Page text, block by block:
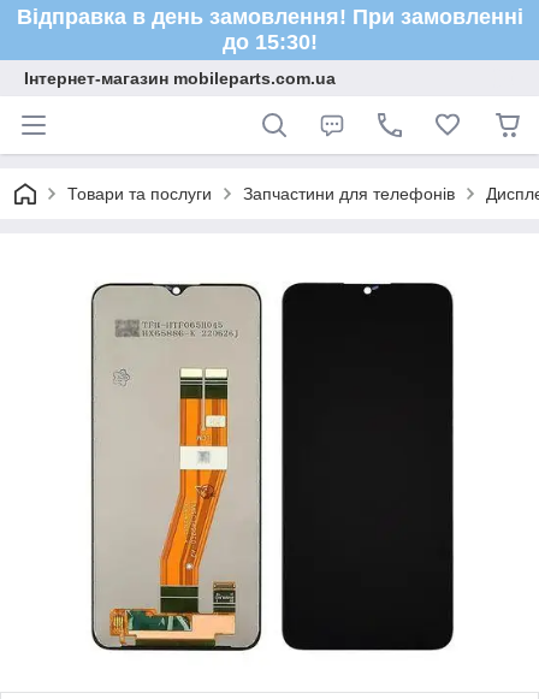
Відправка в день замовлення! При замовленні
до 15:30!
Інтернет-магазин mobileparts.com.ua
Товари та послуги Запчастини для телефонів